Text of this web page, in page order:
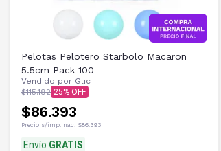
Pelotas Pelotero Starbolo Macaron
5.5cm Pack 100
Vendido por Glic
$115.192 25
$86.393
Precio s/imp. nac. $86.393
Envío GRATIS